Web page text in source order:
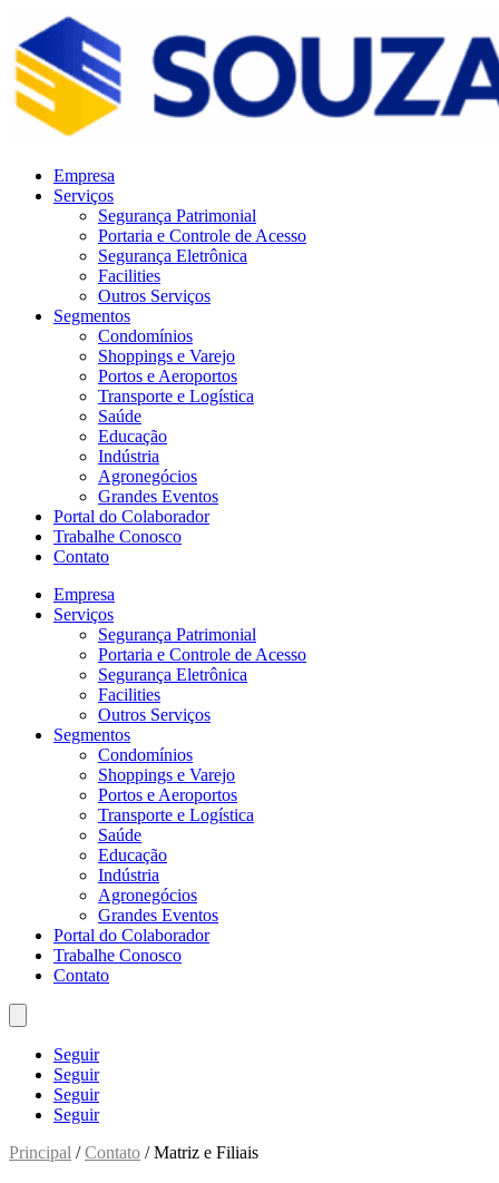
Empresa
Serviços
Segurança Patrimonial
Portaria e Controle de Acesso
Segurança Eletrônica
Facilities
Outros Serviços
Segmentos
Condomínios
Shoppings e Varejo
Portos e Aeroportos
Transporte e Logística
Saúde
Educação
Indústria
Agronegócios
Grandes Eventos
Portal do Colaborador
Trabalhe Conosco
Contato
Empresa
Serviços
Segurança Patrimonial
Portaria e Controle de Acesso
Segurança Eletrônica
Facilities
Outros Serviços
Segmentos
Condomínios
Shoppings e Varejo
Portos e Aeroportos
Transporte e Logística
Saúde
Educação
Indústria
Agronegócios
Grandes Eventos
Portal do Colaborador
Trabalhe Conosco
Contato
Seguir
Seguir
Seguir
Seguir
Principal /Contato / Matriz e Filiais